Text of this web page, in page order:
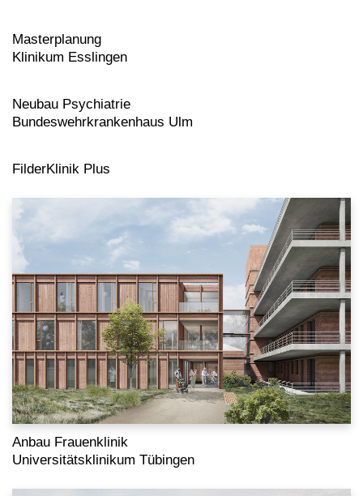
Masterplanung
Klinikum Esslingen
Neubau Psychiatrie
Bundeswehrkrankenhaus Ulm
FilderKlinik Plus
Anbau Frauenklinik
Universitätsklinikum Tübingen